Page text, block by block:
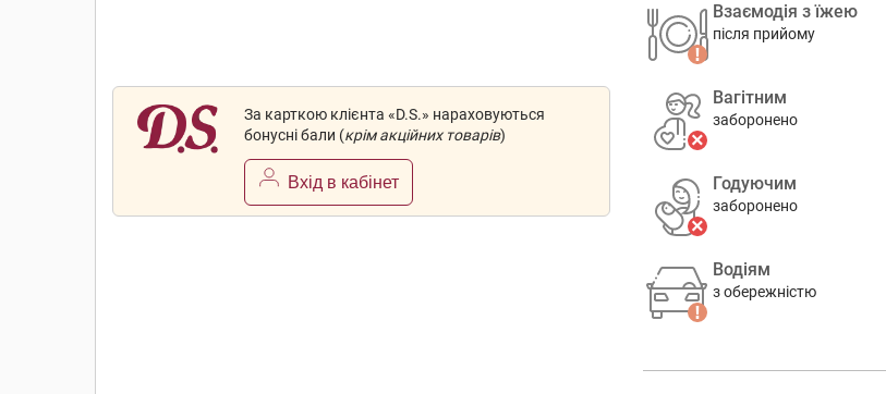
За карткою клієнта «D.S.» нараховуються
бонусні бали (крім акційних товарів)
Вхід в кабінет
Взаємодія з їжею
після прийому
Вагітним
заборонено
Годуючим
заборонено
Водіям
з обережністю